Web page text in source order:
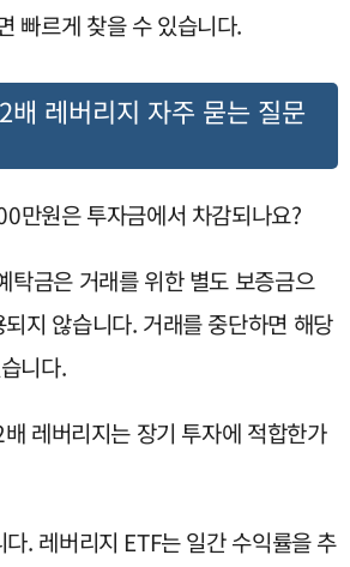
빠르게 찾을 수 있습니다.
배 레버리지 자주 묻는 질문
만원은 투자금에서 차감되나요?
탁금은 거래를 위한 별도 보증금으
지 않습니다. 거래를 중단하면 해당
니다.
레버리지는 장기 투자에 적합한가
. 레버리지 ETF는 일간 수익률을 추